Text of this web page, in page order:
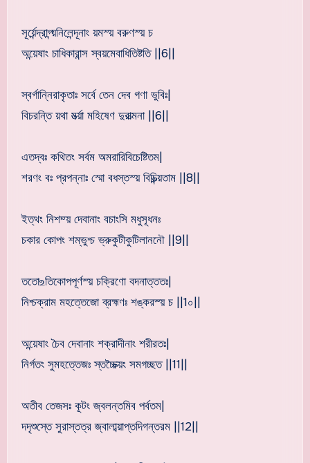
সূর্য়েন্দ্রাগ্ন্য়নিলেন্দূনাং য়মস্য় বরুণস্য় চ
অন্য়েষাং চাধিকারান্স স্বয়মেবাধিতিষ্টতি ||6||
স্বর্গান্নিরাকৃতাঃ সর্বে তেন দেব গণা ভুবিঃ|
বিচরন্তি য়থা মর্ত্য়া মহিষেণ দুরাত্মনা ||6||
এতদ্বঃ কথিতং সর্বম অমরারিবিচেষ্টিতম|
শরণং বঃ প্রপন্নাঃ স্মো বধস্তস্য় বিচিন্ত্য়তাম ||8||
ইত্থং নিশম্য় দেবানাং বচাংসি মধুসূধনঃ
চকার কোপং শম্ভুশ্চ ভ্রুকুটীকুটিলাননৌ ||9||
ততো‌உতিকোপপূর্ণস্য় চক্রিণো বদনাত্ততঃ|
নিশ্চক্রাম মহত্তেজো ব্রহ্মণঃ শঙ্করস্য় চ ||1০||
অন্য়েষাং চৈব দেবানাং শক্রাদীনাং শরীরতঃ|
নির্গতং সুমহত্তেজঃ স্তচ্চৈক্য়ং সমগচ্ছত ||11||
অতীব তেজসঃ কূটং জ্বলন্তমিব পর্বতম|
দদৃশুস্তে সুরাস্তত্র জ্বালাব্য়াপ্তদিগন্তরম ||12||